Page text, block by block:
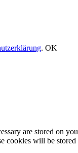
. OK
are stored on
cookies will be